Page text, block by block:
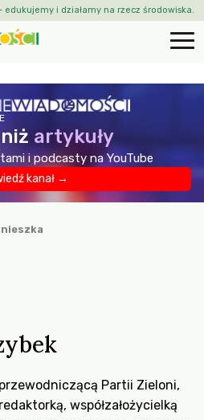
edukujemy i działamy na rzecz środowiska.
artykuły
i podcasty na YouTube
kanał →
Partii Zieloni,
współzałożycielką